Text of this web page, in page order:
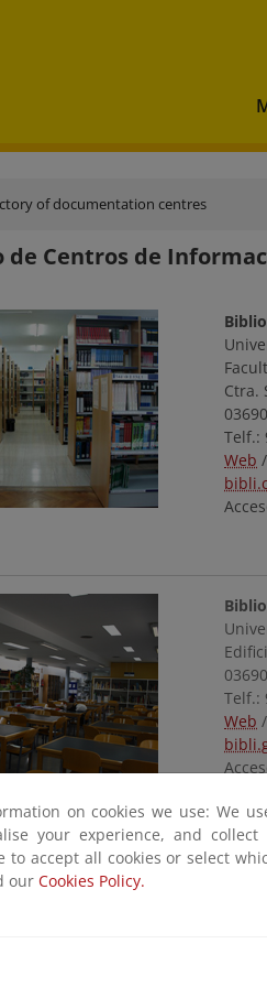
of documentation centres
Centros de
Ctra.
Telf.:
Web /
Telf.:
Web /
on cookies we use: We
your experience, and
to accept all cookies or select
our Cookies Policy.